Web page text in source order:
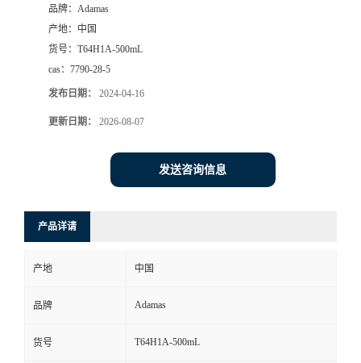
品牌： Adamas
产地： 中国
货号： T64H1A-500mL
cas： 7790-28-5
发布日期： 2024-04-16
更新日期： 2026-08-07
发送咨询信息
产品详请
产地 中国
品牌 Adamas
货号 T64H1A-500mL